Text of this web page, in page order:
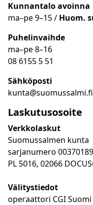
Kunnantalo avoinna
ma–pe 9–15 / Huom.
Puhelinvaihde
ma–pe 8–16
08 6155 5 51
Sähköposti
kunta@suomussalmi.fi
Laskutusosoite
Verkkolaskut
Suomussalmen kunta
sarjanumero
PL 5016, 02066
Välitystiedot
operaattori CGI Suomi